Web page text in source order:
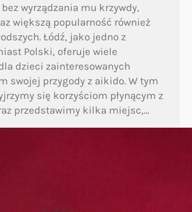
wyrządzania mu krzywdy,
większą popularność również
Łódź, jako jedno z
Polski, oferuje wiele
dzieci zainteresowanych
swojej przygody z aikido. W tym
się korzyściom płynącym z
przedstawimy kilka miejsc,…